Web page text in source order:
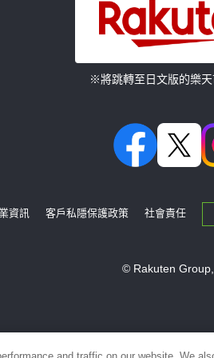
※將跳轉至日文版的樂天
資訊 客戶私隱保護政策 社會責任
© Rakuten